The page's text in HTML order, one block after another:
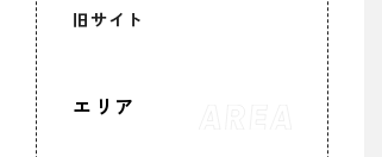
旧サイト
エリア